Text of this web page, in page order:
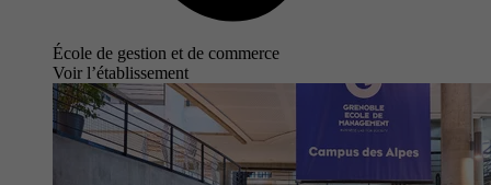
École de gestion et de commerce
Voir l’établissement